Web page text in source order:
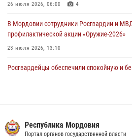
04 августа 2026, 11:13
26 июля 2026, 06:00 4
В Мордовии сотрудники Росгвардии и
профилактической акции «Оружие‑2026»
23 июля 2026, 13:10
Росгвардейцы обеспечили спокойную и
обеспечили безопасность на футбольных
регионального турнира до Суперкубка
Республика Мордовия
Портал органов государственной власти